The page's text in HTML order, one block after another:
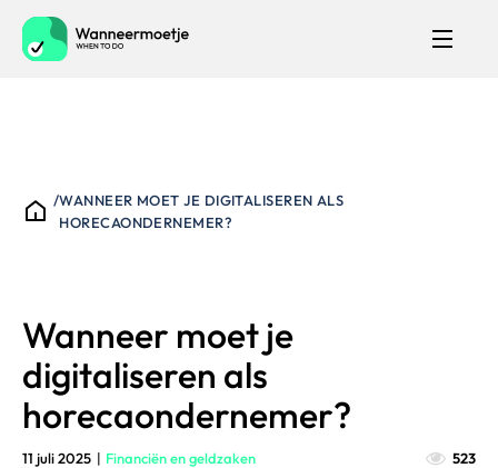
/WANNEER MOET JE DIGITALISEREN ALS
HORECAONDERNEMER?
Wanneer moet je
digitaliseren als
horecaondernemer?
11 juli 2025 | Financiën en geldzaken 523